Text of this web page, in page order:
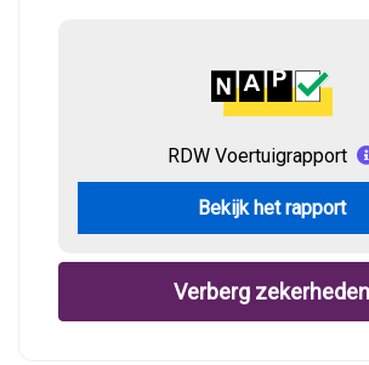
RDW Voertuigrapport
Bekijk het rapport
Verberg zekerheden